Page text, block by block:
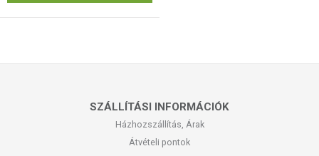
SZÁLLÍTÁSI INFORMÁCIÓK
Házhozszállítás, Árak
Átvételi pontok